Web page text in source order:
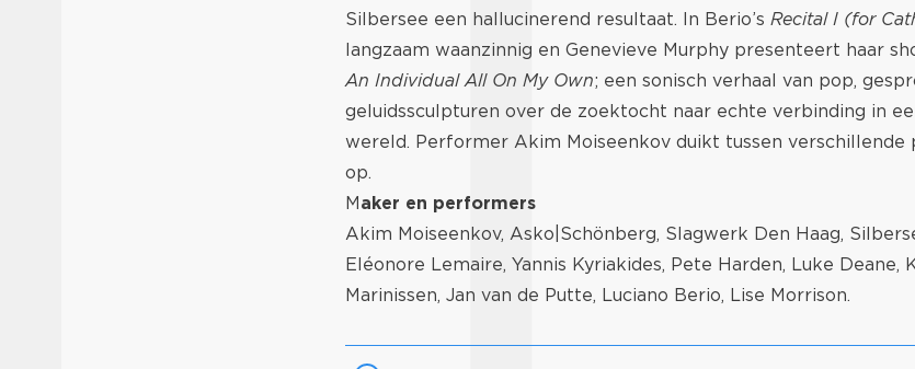
Silbersee een hallucinerend resultaat. In Berio’s Recital I (for
langzaam waanzinnig en Genevieve Murphy presenteert haar
An Individual All On My Own; een sonisch verhaal van pop,
geluidssculpturen over de zoektocht naar echte verbinding in
wereld. Performer Akim Moiseenkov duikt tussen verschillende
op.
Maker en performers
Akim Moiseenkov, Asko|Schönberg, Slagwerk Den Haag,
Eléonore Lemaire, Yannis Kyriakides, Pete Harden, Luke Deane,
Marinissen, Jan van de Putte, Luciano Berio, Lise Morrison.